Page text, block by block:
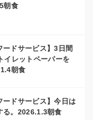
朝食
ードサービス】3日間
イレットペーパーを
朝食
ードサービス】今日は
る。2026.1.3朝食